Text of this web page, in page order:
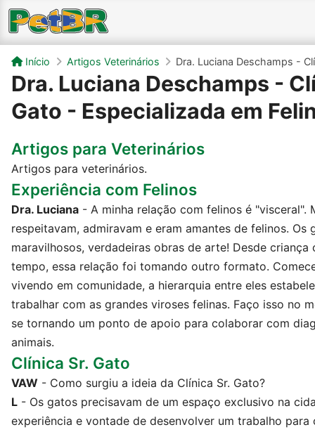
Início Artigos Veterinários Dra. Luciana Deschamps -
Dra. Luciana Deschamps -
Gato - Especializada em
Artigos para Veterinários
Artigos para veterinários.
Experiência com Felinos
Dra. Luciana - A minha relação com felinos é "visceral".
respeitavam, admiravam e eram amantes de felinos. Os
maravilhosos, verdadeiras obras de arte! Desde
tempo, essa relação foi tomando outro formato.
vivendo em comunidade, a hierarquia entre eles
trabalhar com as grandes viroses felinas. Faço isso no
se tornando um ponto de apoio para colaborar com
animais.
Clínica Sr. Gato
VAW - Como surgiu a ideia da Clínica Sr. Gato?
L - Os gatos precisavam de um espaço exclusivo na
experiência e vontade de desenvolver um trabalho